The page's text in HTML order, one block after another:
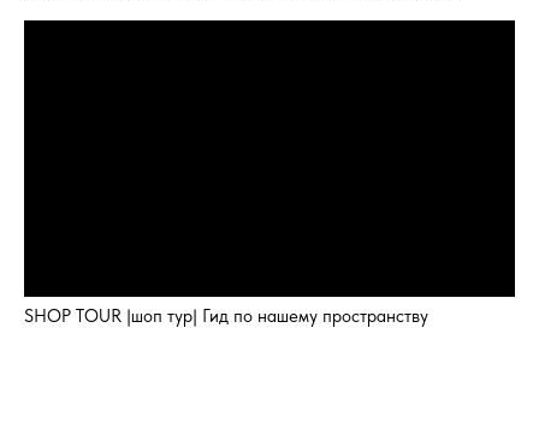
SHOP TOUR |шоп тур| Гид по нашему пространству